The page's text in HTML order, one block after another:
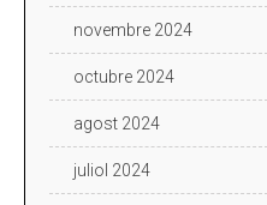
novembre 2024
octubre 2024
agost 2024
juliol 2024